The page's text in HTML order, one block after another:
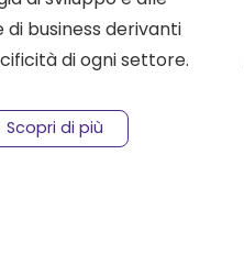
di business derivanti
di ogni settore.
Scopri di più